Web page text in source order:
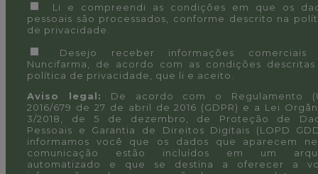
Li e compreendi as condições em que os
pessoais são processados, conforme descrito na
de privacidade
Desejo receber informações comerciais
Nuncifarma, de acordo com as condições descritas
política de privacidade
, que li e aceito.
Aviso legal:
De acordo com o Regulamento
2016/679 de 27 de abril de 2016 (GDPR) e a Lei
3/2018, de 5 de dezembro, de Proteção de
Pessoais e Garantia de Direitos Digitais (LOPD
informamos você que os dados que aparecem
comunicação estão incluídos em um
automatizado e que se destina a oferecer a